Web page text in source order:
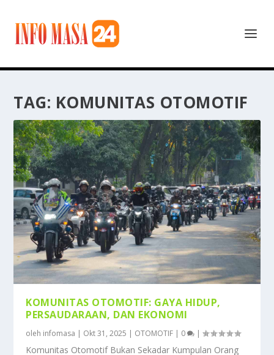
TAG: KOMUNITAS OTOMOTIF
KOMUNITAS OTOMOTIF: GAYA HIDUP,
PERSAUDARAAN, DAN EKONOMI
oleh infomasa | Okt 31, 2025 | OTOMOTIF | 0 |
Komunitas Otomotif Bukan Sekadar Kumpulan Orang